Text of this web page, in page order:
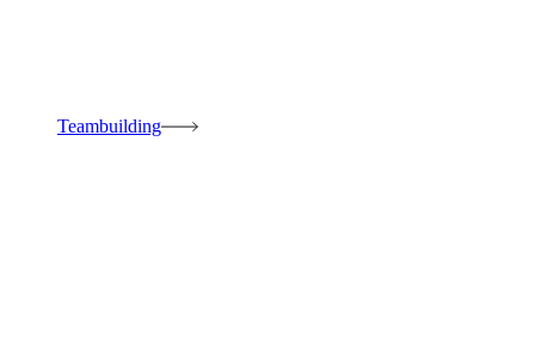
Teambuilding